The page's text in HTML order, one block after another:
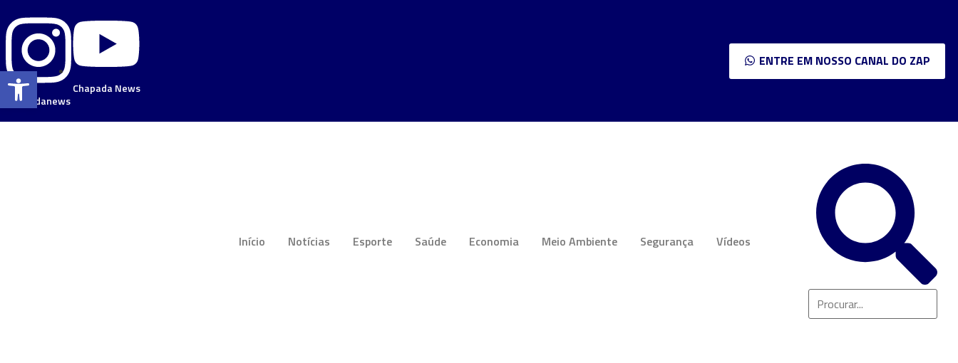
chapadanews
Chapada News
ENTRE EM NOSSO CANAL DO ZAP
Início Notícias Esporte Saúde Economia Meio Ambiente Segurança Vídeos
Barra de Ferramentas Aberta